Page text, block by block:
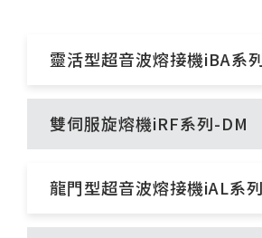
靈活型超音波熔接機iBA系
雙伺服旋熔機iRF系列-DM
龍門型超音波熔接機iAL系